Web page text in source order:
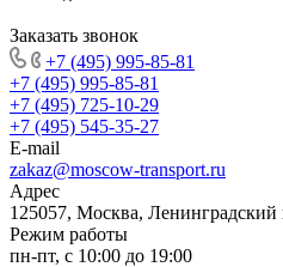
Заказать звонок
+7 (495) 995-85-81
+7 (495) 995-85-81
+7 (495) 725-10-29
+7 (495) 545-35-27
E-mail
zakaz@moscow-transport.ru
Адрес
125057, Москва, Ленинградский
Режим работы
пн-пт, с 10:00 до 19:00